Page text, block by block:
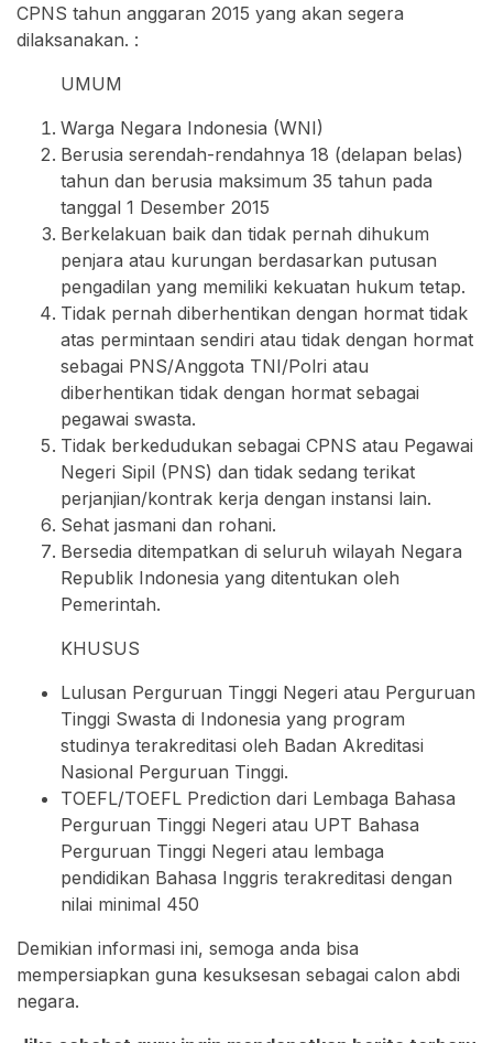
CPNS tahun anggaran 2015 yang akan segera
dilaksanakan. :
UMUM
Warga Negara Indonesia (WNI)
Berusia serendah-rendahnya 18 (delapan belas)
tahun dan berusia maksimum 35 tahun pada
tanggal 1 Desember 2015
Berkelakuan baik dan tidak pernah dihukum
penjara atau kurungan berdasarkan putusan
pengadilan yang memiliki kekuatan hukum tetap.
Tidak pernah diberhentikan dengan hormat tidak
atas permintaan sendiri atau tidak dengan hormat
sebagai PNS/Anggota TNI/Polri atau
diberhentikan tidak dengan hormat sebagai
pegawai swasta.
Tidak berkedudukan sebagai CPNS atau Pegawai
Negeri Sipil (PNS) dan tidak sedang terikat
perjanjian/kontrak kerja dengan instansi lain.
Sehat jasmani dan rohani.
Bersedia ditempatkan di seluruh wilayah Negara
Republik Indonesia yang ditentukan oleh
Pemerintah.
KHUSUS
Lulusan Perguruan Tinggi Negeri atau Perguruan
Tinggi Swasta di Indonesia yang program
studinya terakreditasi oleh Badan Akreditasi
Nasional Perguruan Tinggi.
TOEFL/TOEFL Prediction dari Lembaga Bahasa
Perguruan Tinggi Negeri atau UPT Bahasa
Perguruan Tinggi Negeri atau lembaga
pendidikan Bahasa Inggris terakreditasi dengan
nilai minimal 450
Demikian informasi ini, semoga anda bisa
mempersiapkan guna kesuksesan sebagai calon abdi
negara.